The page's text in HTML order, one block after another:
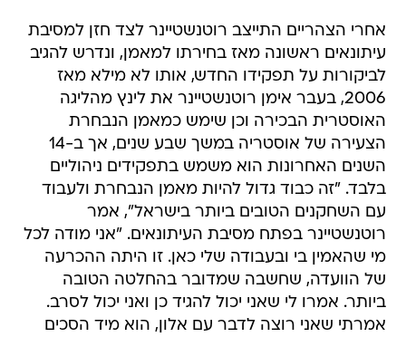
אחרי הצהריים התייצב רוטנשטיינר לצד חזן למסיבת
עיתונאים ראשונה מאז בחירתו למאמן, ונדרש להגיב
לביקורות על תפקידו החדש, אותו לא מילא מאז
2006, בעבר אימן רוטנשטיינר את לינץ מהליגה
האוסטרית הבכירה וכן שימש כמאמן הנבחרת
הצעירה של אוסטריה במשך שבע שנים, אך ב-14
השנים האחרונות הוא משמש בתפקידים ניהוליים
בלבד. "זה כבוד גדול להיות מאמן הנבחרת ולעבוד
עם השחקנים הטובים ביותר בישראל", אמר
רוטנשטיינר בפתח מסיבת העיתונאים. "אני מודה לכל
מי שהאמין בי ובעבודה שלי כאן. זו היתה ההכרעה
של הוועדה, שחשבה שמדובר בהחלטה הטובה
ביותר. אמרו לי שאני יכול להגיד כן ואני יכול לסרב.
אמרתי שאני רוצה לדבר עם אלון, הוא מיד הסכים